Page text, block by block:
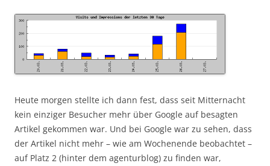
Heute morgen stellte ich dann fest, dass seit Mitternacht
kein einziger Besucher mehr über Google auf besagten
Artikel gekommen war. Und bei Google war zu sehen, dass
der Artikel nicht mehr – wie am Wochenende beobachtet –
auf Platz 2 (hinter dem agenturblog) zu finden war,